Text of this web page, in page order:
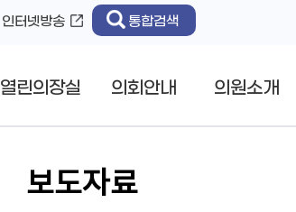
인터넷방송 통합검색
열린의장실 의회안내 의원소개
보도자료